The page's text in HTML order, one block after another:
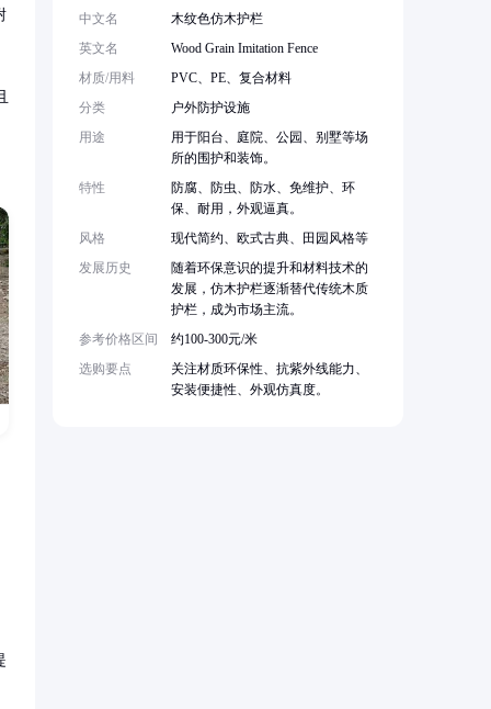
中文名
木纹色仿木护栏
英文名
Wood Grain Imitation Fence
材质/用料
PVC、PE、复合材料
分类
户外防护设施
用途
用于阳台、庭院、公园、别墅等场
所的围护和装饰。
特性
防腐、防虫、防水、免维护、环
保、耐用，外观逼真。
风格
现代简约、欧式古典、田园风格等
发展历史
随着环保意识的提升和材料技术的
发展，仿木护栏逐渐替代传统木质
护栏，成为市场主流。
参考价格区间
约100-300元/米
选购要点
关注材质环保性、抗紫外线能力、
安装便捷性、外观仿真度。